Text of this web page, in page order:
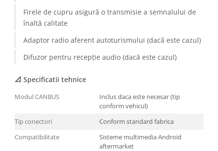
Conectică Audi
Conectică BMW
Conectică Volkswagen
Conectică Mercedes Benz
Conectică Opel
Firele de cupru asigură o transmisie a semnalului de
înaltă calitate
Adaptor radio aferent autoturismului (dacă este cazul)
Difuzor pentru recepție audio (dacă este cazul)
📐 Specificatii tehnice
Modul CANBUS
Inclus daca este necesar (tip
conform vehicul)
Tip conectori
Conform standard fabrica
Compatibilitate
Sisteme multimedia Android
aftermarket